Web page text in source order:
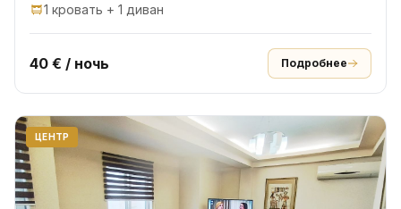
1 кровать + 1 диван
40 € / ночь Подробнее
ЦЕНТР